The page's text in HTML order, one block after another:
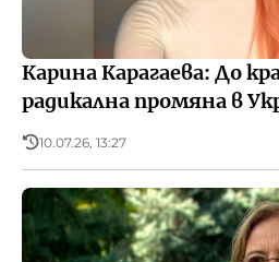
Карина Карагаева: До
радикална промяна в
10.07.26, 13:27